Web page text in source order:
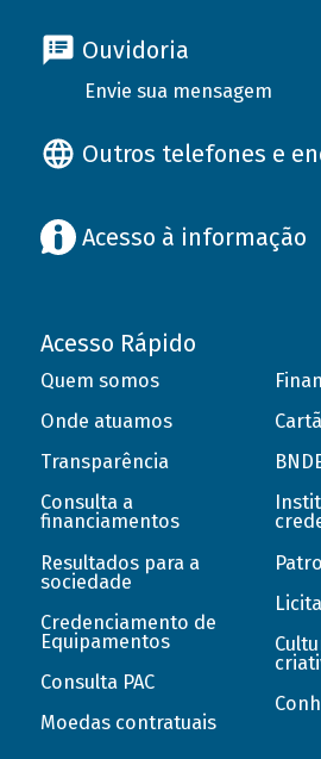
Ouvidoria
Envie sua mensagem
Outros telefones e
Acesso à informação
Acesso Rápido
Quem somos
Onde atuamos
Transparência
Consulta a
financiamentos
Resultados para a
sociedade
Credenciamento de
Equipamentos
Consulta PAC
Moedas contratuais